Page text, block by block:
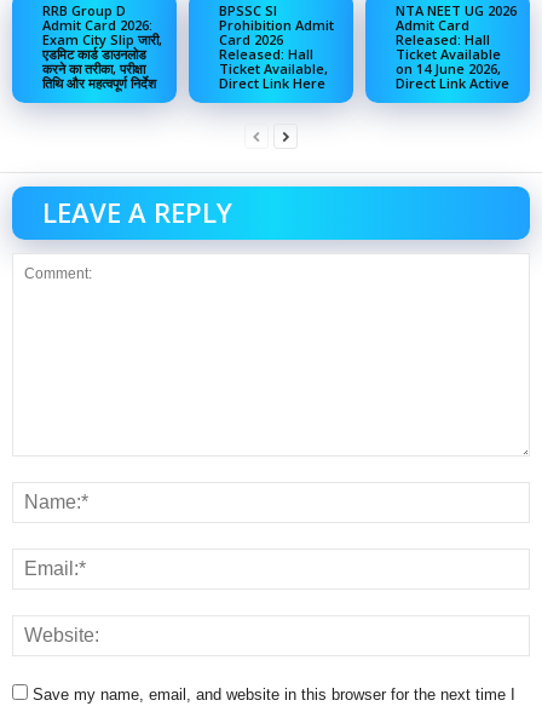
RRB Group D
Admit Card 2026:
Exam City Slip जारी,
एडमिट कार्ड डाउनलोड
करने का तरीका, परीक्षा
तिथि और महत्वपूर्ण निर्देश
BPSSC SI
Prohibition Admit
Card 2026
Released: Hall
Ticket Available,
Direct Link Here
NTA NEET UG 2026
Admit Card
Released: Hall
Ticket Available
on 14 June 2026,
Direct Link Active
LEAVE A REPLY
Save my name, email, and website in this browser for the next time I